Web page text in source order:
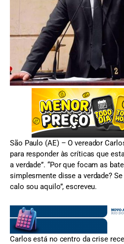
FOTO:
São Paulo (AE) – O vereador
para responder às críticas que
a verdade”. “Por que focam as
simplesmente disse a verdade?
calo sou aquilo”, escreveu.
Carlos está no centro da crise